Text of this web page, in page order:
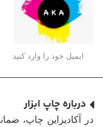
درباره چاپ ابزار
در آکادیزاین چاپ،